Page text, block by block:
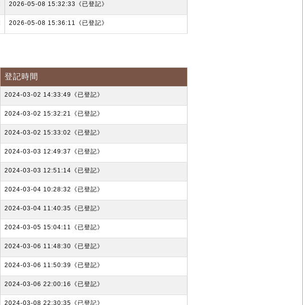
2026-05-08 15:32:33《已登記》
2026-05-08 15:36:11《已登記》
登記時間
2024-03-02 14:33:49《已登記》
2024-03-02 15:32:21《已登記》
2024-03-02 15:33:02《已登記》
2024-03-03 12:49:37《已登記》
2024-03-03 12:51:14《已登記》
2024-03-04 10:28:32《已登記》
2024-03-04 11:40:35《已登記》
2024-03-05 15:04:11《已登記》
2024-03-06 11:48:30《已登記》
2024-03-06 11:50:39《已登記》
2024-03-06 22:00:16《已登記》
2024-03-08 22:30:35《已登記》